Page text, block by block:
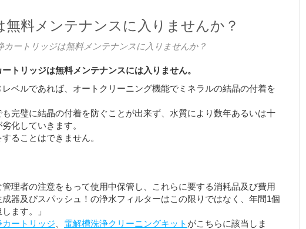
料メンテナンスに入りませんか？
カートリッジは無料メンテナンスに入りませんか？
トリッジは無料メンテナンスには入りません。
ベルであれば、オートクリーニング機能でミネラルの結晶の付着を
完璧に結晶の付着を防ぐことが出来ず、水質により数年あるいは十
化していきます。
ることはできません。
管理者の注意をもって使用中保管し、これらに要する消耗品及び費用
器及びスパッシュ！の浄水フィルターはこの限りではなく、年間1個
ます。」
カートリッジ 電解槽洗浄クリーニングキット がこちらに該当しま